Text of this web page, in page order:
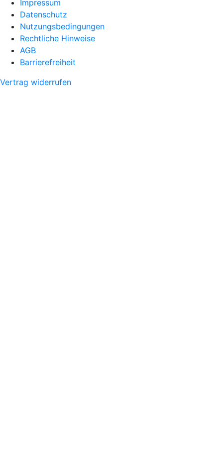
Impressum
Datenschutz
Nutzungsbedingungen
Rechtliche Hinweise
AGB
Barrierefreiheit
Vertrag widerrufen